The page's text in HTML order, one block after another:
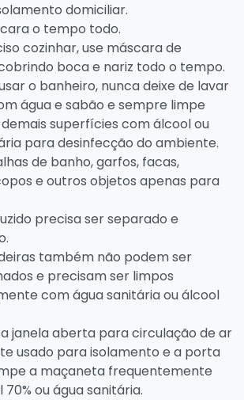
domiciliar.
o tempo todo.
cozinhar, use máscara de
boca e nariz todo o tempo.
o banheiro, nunca deixe de lavar
água e sabão e sempre limpe
demais superfícies com álcool ou
para desinfecção do ambiente.
de banho, garfos, facas,
e outros objetos apenas para
precisa ser separado e
também não podem ser
e precisam ser limpos
com água sanitária ou álcool
janela aberta para circulação de ar
usado para isolamento e a porta
a maçaneta frequentemente
ou água sanitária.